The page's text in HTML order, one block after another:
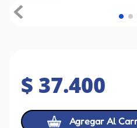
$ 37.400
Agregar Al